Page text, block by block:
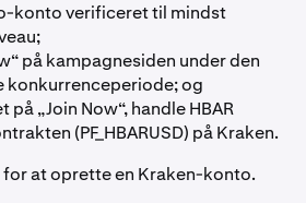
konto verificeret til mindst
på kampagnesiden under den
og
„Join Now“, handle HBAR
(PF_HBARUSD) på Kraken.
at oprette en Kraken-konto.